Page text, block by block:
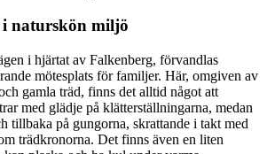
naturskön miljö
i hjärtat av Falkenberg, förvandlas
mötesplats för familjer. Här, omgiven av
gamla träd, finns det alltid något att
med glädje på klätterställningarna, medan
tillbaka på gungorna, skrattande i takt med
trädkronorna. Det finns även en liten